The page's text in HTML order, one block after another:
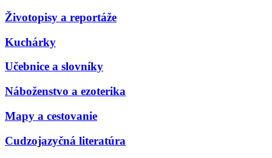
Životopisy a reportáže
Kuchárky
Učebnice a slovníky
Náboženstvo a ezoterika
Mapy a cestovanie
Cudzojazyčná literatúra